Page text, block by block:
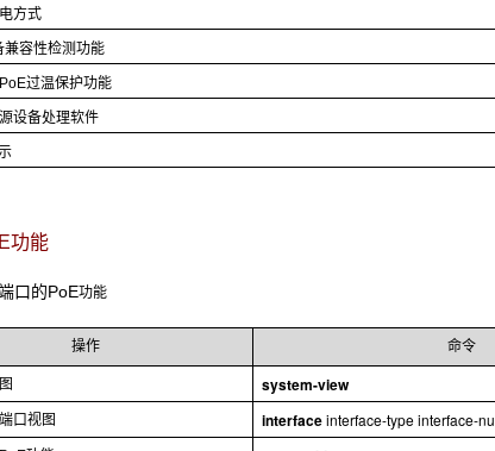
方式
兼容性检测功能
过温保护功能
设备处理软件
功能
口的PoE功能
操作 命令
system-view
口视图 interfaceinterface-typeinterface-